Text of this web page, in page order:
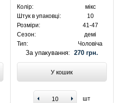
Колір:
мікс
Штук в упаковці:
10
Розміри:
41-47
Сезон:
демі
Тип:
Чоловіча
За упакування: 270 грн.
У кошик
шт